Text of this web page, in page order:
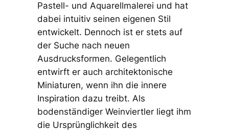
Pastell- und Aquarellmalerei und hat
dabei intuitiv seinen eigenen Stil
entwickelt. Dennoch ist er stets auf
der Suche nach neuen
Ausdrucksformen. Gelegentlich
entwirft er auch architektonische
Miniaturen, wenn ihn die innere
Inspiration dazu treibt. Als
bodenständiger Weinviertler liegt ihm
die Ursprünglichkeit des